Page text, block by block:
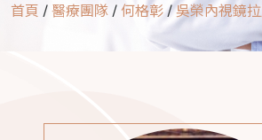
首頁 /醫療團隊 / 何格彰/吳榮內視鏡